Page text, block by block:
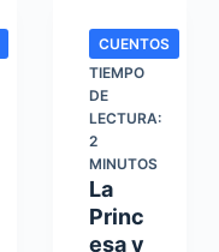
CUENTOS
TIEMPO
DE
LECTURA:
2
MINUTOS
La
Princ
esa y